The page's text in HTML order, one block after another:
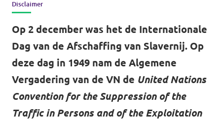
Afdelingen in de provincies
Volt Drenthe
Volt Fryslân
Volt Provincie Utrecht
...alle Volt provincies
Nieuws
Agenda
Doneer
Disclaimer
Op 2 december was het de Internationale
Dag van de Afschaffing van Slavernij. Op
deze dag in 1949 nam de Algemene
Vergadering van de VN de United Nations
Convention for the Suppression of the
Traffic in Persons and of the Exploitation